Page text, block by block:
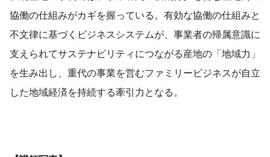
協働の仕組みがカギを握っている。有効な協働の仕組みと
不文律に基づくビジネスシステムが、事業者の帰属意識に
支えられてサステナビリティにつながる産地の「地域力」
を生み出し、重代の事業を営むファミリービジネスが自立
した地域経済を持続する牽引力となる。